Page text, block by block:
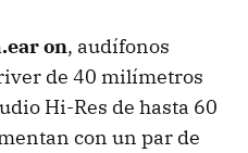
on, audífonos
de 40 milímetros
Hi-Res de hasta 60
con un par de